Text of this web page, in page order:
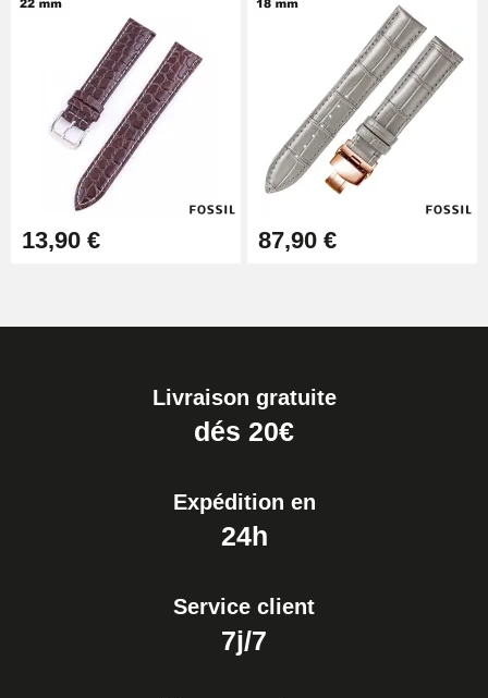
13,90 € 87,90 €
Livraison gratuite
dés 20€
Expédition en
24h
Service client
7j/7